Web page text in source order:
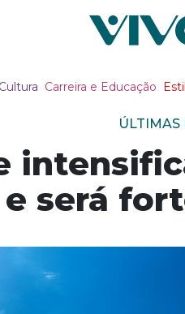
Cultura Carreira e Educação
ÚLTIMAS
e será